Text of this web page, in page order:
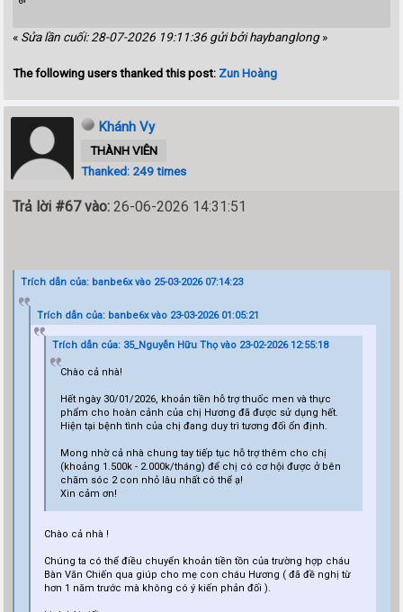
« Sửa lần cuối: 28-07-2026 19:11:36 gửi bởi haybanglong»
The following users thanked this post: Zun Hoàng
Khánh Vy
THÀNH VIÊN
Thanked: 249 times
Trả lời #67 vào: 26-06-2026 14:31:51
Trích dẫn của: banbe6x vào 25-03-2026 07:14:23
Trích dẫn của: banbe6x vào 23-03-2026 01:05:21
Trích dẫn của: 35_Nguyễn Hữu Thọ vào 23-02-2026 12:55:18
Chào cả nhà!
Hết ngày 30/01/2026, khoản tiền hỗ trợ thuốc men và thực
phẩm cho hoàn cảnh của chị Hương đã được sử dụng hết.
Hiện tại bệnh tình của chị đang duy trì tương đối ổn định.
Mong nhờ cả nhà chung tay tiếp tục hỗ trợ thêm cho chị
(khoảng 1.500k - 2.000k/tháng) để chị có cơ hội được ở bên
chăm sóc 2 con nhỏ lâu nhất có thể ạ!
Xin cảm ơn!
Chào cả nhà !
Chúng ta có thể điều chuyển khoản tiền tồn của trường hợp cháu
Bàn Văn Chiến qua giúp cho mẹ con cháu Hương ( đã đề nghị từ
hơn 1 năm trước mà không có ý kiến phản đối ).